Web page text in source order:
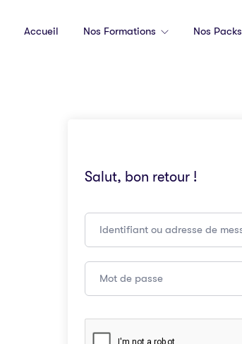
Accueil Nos Formations Nos Packs
Salut, bon retour !